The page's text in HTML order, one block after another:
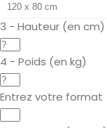
3 - Hauteur (en cm)
4 - Poids (en kg)
Entrez votre format